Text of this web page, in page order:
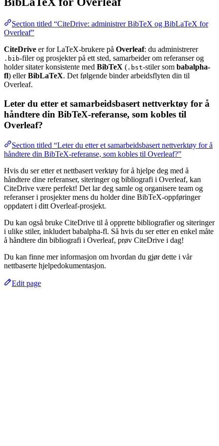
Section titled “CiteDrive: administrer BibTeX og BibLaTeX for
Overleaf”
CiteDrive er for LaTeX-brukere på Overleaf: du administrerer
.bib-filer og prosjekter på ett sted, samarbeider om referanser og
holder sitater konsistente med BibTeX ( .bst-stiler som babalpha-
fl) ellerBibLaTeX. Det følgende binder arbeidsflyten din til
Overleaf.
Leter du etter et samarbeidsbasert nettverktøy for å
håndtere din BibTeX-referanse, som kobles til
Overleaf?
Section titled “Leter du etter et samarbeidsbasert nettverktøy for å
håndtere din BibTeX-referanse, som kobles til Overleaf?”
Hvis du ser etter et nettbasert verktøy for å hjelpe deg med å
håndtere dine referanser, siteringer og bibliografi i Overleaf, kan
CiteDrive være perfekt! Det lar deg samle og organisere team og
referanser i prosjekter mens du holder dine BibTeX-oppføringer
oppdatert i ditt Overleaf-prosjekt.
Du kan også bruke CiteDrive til å opprette bibliografier og siteringer
i ulike stiler, inkludert babalpha-fl. Så hvis du ser etter en enkel måte
å håndtere din bibliografi i Overleaf, prøv CiteDrive i dag!
Du kan finne mer informasjon om hvordan du gjør dette i vår
nettbaserte hjelpedokumentasjon.
Edit page